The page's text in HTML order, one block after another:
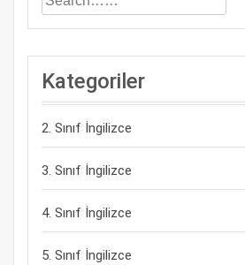
Kategoriler
2. Sınıf İngilizce
3. Sınıf İngilizce
4. Sınıf İngilizce
5. Sınıf İngilizce